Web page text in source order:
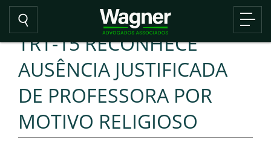
TRT-15 RECONHECE
AUSÊNCIA JUSTIFICADA
DE PROFESSORA POR
MOTIVO RELIGIOSO